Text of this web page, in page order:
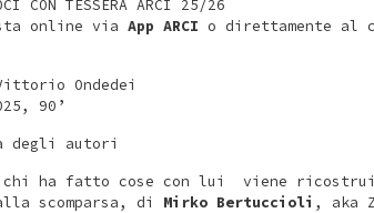
CON TESSERA ARCI 25/26
online via App ARCI o direttamente al
Ondedei
90’
degli autori
chi ha fatto cose con lui viene
scomparsa, di Mirko Bertuccioli , aka